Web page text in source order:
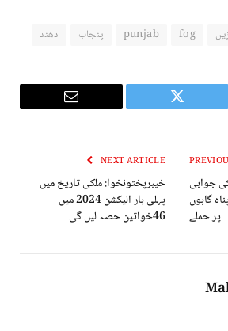
fog
punjab پنجاب دھند
Twitter
Email
جوابی
گاہوں
پر حملے
NEXT ARTICLE
خیبرپختونخوا: ملکی تاریخ میں
پہلی بار الیکشن 2024 میں
46خواتین حصہ لیں گی